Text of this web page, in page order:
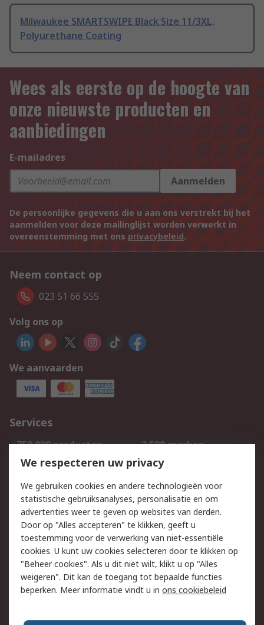
Milwaukee SMARTSWIPE Black Size 11/3XL,
Polyurethane Coating
Wees als eerste op de hoogte van
onze nieuwste producten en
aanbiedingen
E-mailadres
Aanmelden
De persoonlijke gegevens die u aan ons verstrekt bij het
aanmelden voor deze mailinglijst worden verwerkt in
overeenstemming met ons privacybeleid.
Neem contact op
023 51 66 555
Volg ons op
We aanvaarden
Services
750.000 producten
2.500 merken
Bestellen
Inkoopoplossingen
Track & Trace
Wettelijk
Cookiebeleid
Email veiligheid
Privacybeleid
Websitevoorwaarden
Algemene
verkoopvoorwaarden
We respecteren uw privacy
We gebruiken cookies en andere technologieën voor
statistische gebruiksanalyses, personalisatie en om
advertenties weer te geven op websites van derden.
Door op "Alles accepteren" te klikken, geeft u
toestemming voor de verwerking van niet-essentiële
cookies. U kunt uw cookies selecteren door te klikken op
"Beheer cookies". Als u dit niet wilt, klikt u op "Alles
weigeren". Dit kan de toegang tot bepaalde functies
beperken. Meer informatie vindt u in ons cookiebeleid